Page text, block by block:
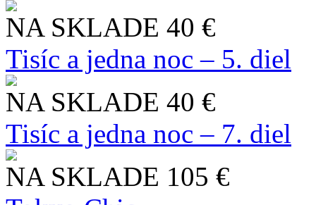
NA SKLADE 40 €
Tisíc a jedna noc – 5. diel
NA SKLADE 40 €
Tisíc a jedna noc – 7. diel
NA SKLADE 105 €